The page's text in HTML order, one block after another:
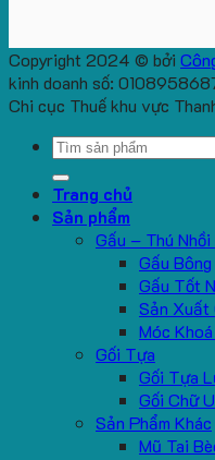
Copyright 2024 © bởi
kinh doanh số:
Chi cục Thuế khu vực
Search
Trang chủ
Sản phẩm
Gấu – Thú Nhồi
Gấu Bông
Gấu Tốt
Sản Xuất
Móc
Gối Tựa
Gối Tựa
Gối Chữ U
Sản Phẩm Khác
Mũ Tai